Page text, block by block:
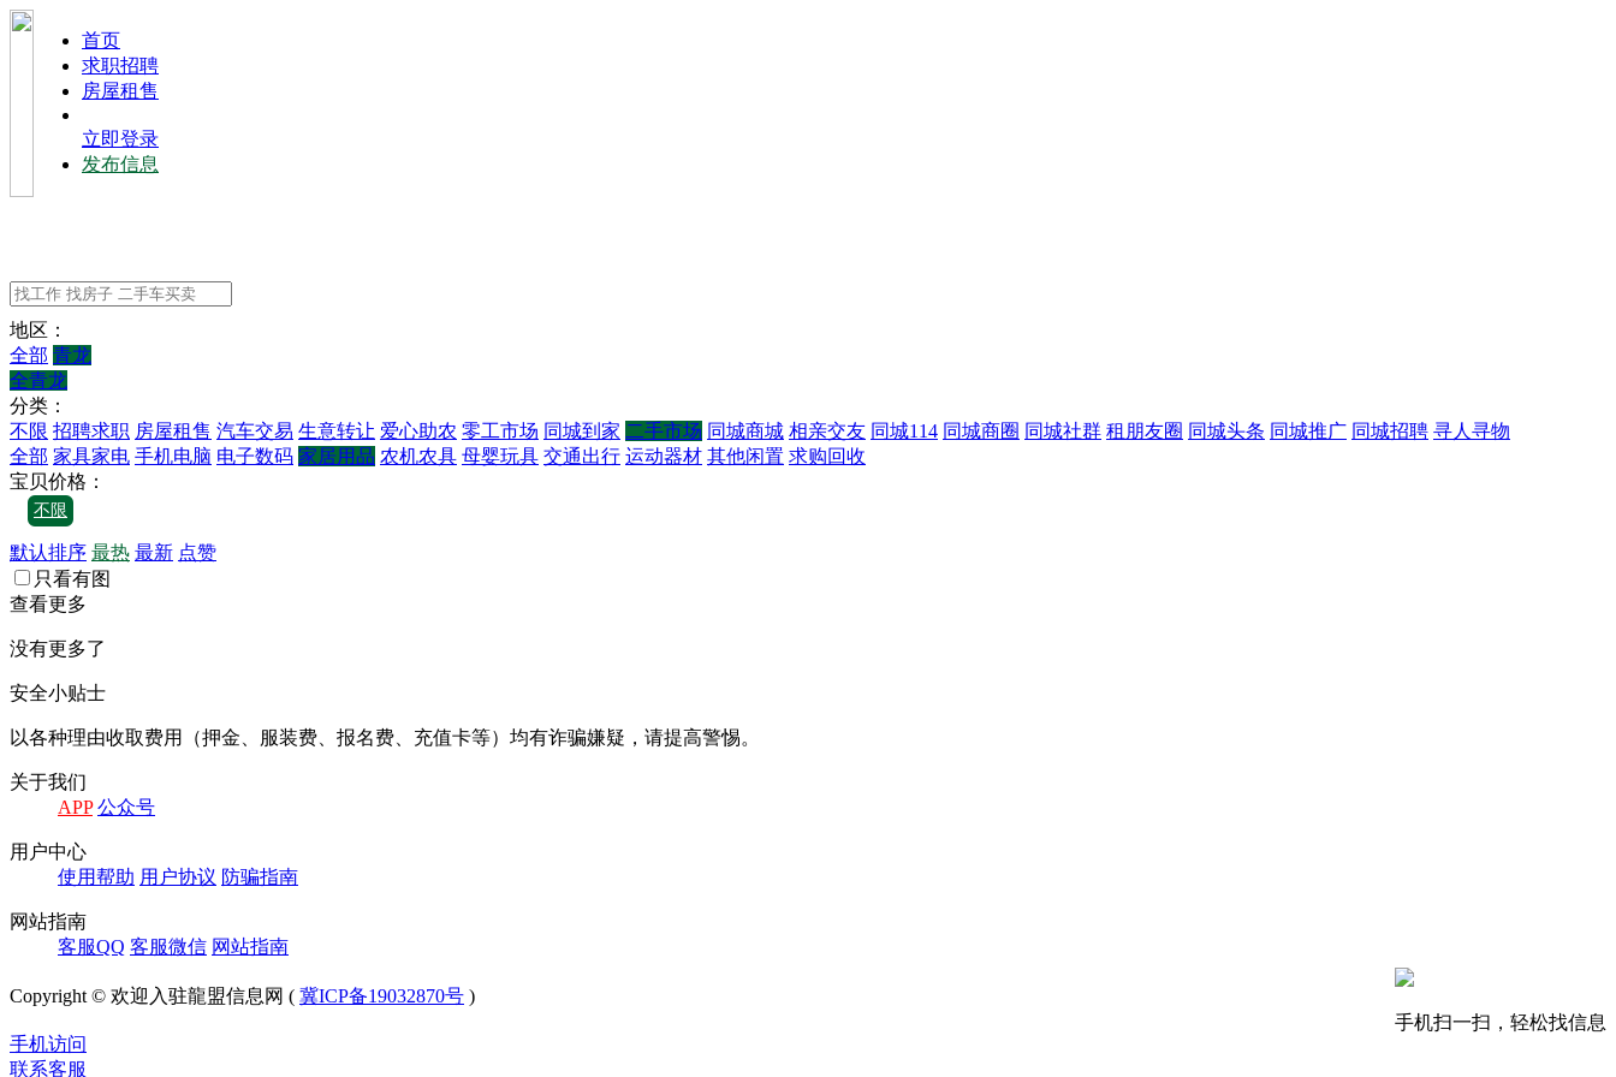
⾸⻚
求职招聘
房屋租售
立即登录
发布信息
地区：
全部 青龙
全青龙
分类：
不限 招聘求职 房屋租售 汽车交易 生意转让 爱心助农 零工市场 同城到家 二手市场 同城商城 相亲交友 同城114 同城商圈 同城社群 租朋友圈 同城头条 同城推广 同城招聘 寻人寻物
全部 家具家电 手机电脑 电子数码 家居用品 农机农具 母婴玩具 交通出行 运动器材 其他闲置 求购回收
宝贝价格：
不限
默认排序 最热 最新 点赞
只看有图
查看更多
没有更多了
安全小贴士
以各种理由收取费⽤（押⾦、服装费、报名费、充值卡等）均有诈骗嫌疑，请提⾼警惕。
关于我们
APP 公众号
⽤户中⼼
使⽤帮助 ⽤户协议 防骗指南
⽹站指南
客服QQ 客服微信 ⽹站指南
手机扫一扫，轻松找信息
Copyright © 欢迎入驻龍盟信息网 ( 冀ICP备19032870号 )
手机访问
联系客服